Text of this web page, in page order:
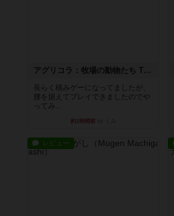
アグリコラ：牧場の動物たち THE BIG BOX
長らく積みゲーになってましたが、
腰を据えてプレイできましたのでや
ってみ...
約1時間前
レビュー